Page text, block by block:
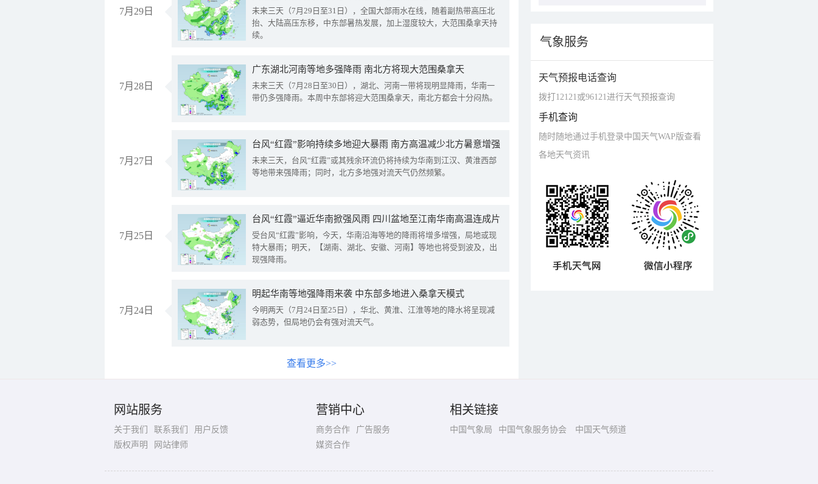
7月29日
未来三天（7月29日至31日），全国大部雨水在线，随着副热带高压北
抬、大陆高压东移，中东部暑热发展，加上湿度较大，大范围桑拿天持
续。
7月28日
广东湖北河南等地多强降雨 南北方将现大范围桑拿天
未来三天（7月28日至30日），湖北、河南一带将现明显降雨，华南一
带仍多强降雨。本周中东部将迎大范围桑拿天，南北方都会十分闷热。
7月27日
台风“红霞”影响持续多地迎大暴雨 南方高温减少北方暑意增强
未来三天，台风“红霞”或其残余环流仍将持续为华南到江汉、黄淮西部
等地带来强降雨；同时，北方多地强对流天气仍然频繁。
7月25日
台风“红霞”逼近华南掀强风雨 四川盆地至江南华南高温连成片
受台风“红霞”影响，今天，华南沿海等地的降雨将增多增强，局地或现
特大暴雨；明天，【湖南、湖北、安徽、河南】等地也将受到波及，出
现强降雨。
7月24日
明起华南等地强降雨来袭 中东部多地进入桑拿天模式
今明两天（7月24日至25日），华北、黄淮、江淮等地的降水将呈现减
弱态势，但局地仍会有强对流天气。
查看更多>>
气象服务
天气预报电话查询
拨打12121或96121进行天气预报查询
手机查询
随时随地通过手机登录中国天气WAP版查看
各地天气资讯
网站服务
关于我们 联系我们
用户反馈
版权声明
网站律师
营销中心
商务合作
广告服务
媒资合作
相关链接
中国气象局 中国气象服务协会 中国天气频道